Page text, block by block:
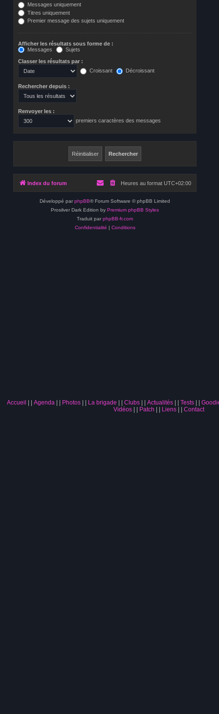
Messages uniquement
Titres uniquement
Premier message des sujets uniquement
Afficher les résultats sous forme de :
Messages
Sujets
Classer les résultats par :
Croissant
Décroissant
Rechercher depuis :
Renvoyer les :
premiers caractères des messages
Index du forum Heures au format UTC+02:00
Développé par phpBB® Forum Software © phpBB Limited
Prosilver Dark Edition by Premium phpBB Styles
Traduit par phpBB-fr.com
Confidentialité
Conditions
Accueil Agenda| Photos| La brigade Clubs| Actualités| Tests|
Vidéos| Patch Liens| Contact